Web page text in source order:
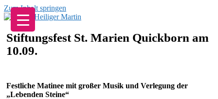
Zum Inhalt springen
Stiftungsfest St. Marien Quickborn am
10.09.
Festliche Matinee mit großer Musik und Verlegung der
„Lebenden Steine“